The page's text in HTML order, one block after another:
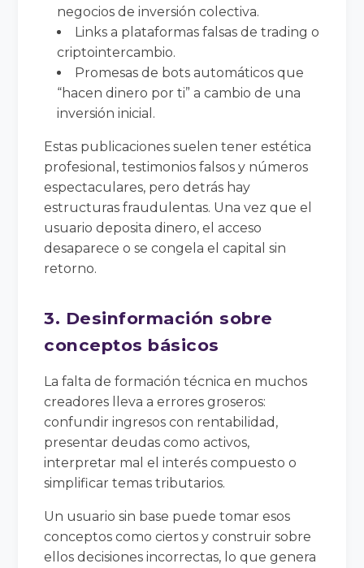
negocios de inversión colectiva.
Links a plataformas falsas de trading o
criptointercambio.
Promesas de bots automáticos que
“hacen dinero por ti” a cambio de una
inversión inicial.
Estas publicaciones suelen tener estética
profesional, testimonios falsos y números
espectaculares, pero detrás hay
estructuras fraudulentas. Una vez que el
usuario deposita dinero, el acceso
desaparece o se congela el capital sin
retorno.
3. Desinformación sobre
conceptos básicos
La falta de formación técnica en muchos
creadores lleva a errores groseros:
confundir ingresos con rentabilidad,
presentar deudas como activos,
interpretar mal el interés compuesto o
simplificar temas tributarios.
Un usuario sin base puede tomar esos
conceptos como ciertos y construir sobre
ellos decisiones incorrectas, lo que genera